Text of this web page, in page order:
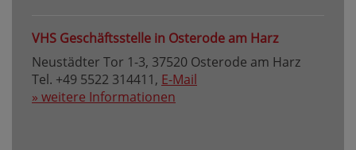
VHS Geschäftsstelle in Osterode am Harz
Neustädter Tor 1-3, 37520 Osterode am Harz
Tel. +49 5522 314411, E-Mail
» weitere Informationen